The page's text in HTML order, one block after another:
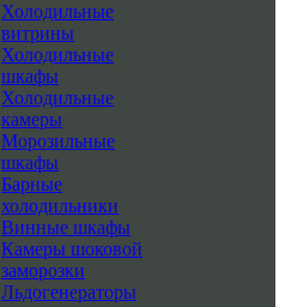
Холодильные
витрины
Холодильные
шкафы
Холодильные
камеры
Морозильные
шкафы
Барные
холодильники
Винные шкафы
Камеры шоковой
заморозки
Льдогенераторы